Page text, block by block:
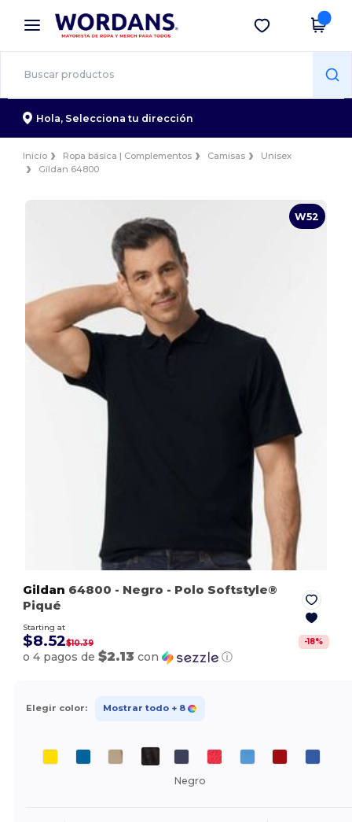
× App de Wordans
¡Mejores precios en app!
Descargar app
Hola, Selecciona tu dirección
Inicio Ropa básica | Complementos Camisas
Unisex
Gildan 64800
W52
Gildan 64800 - Negro - Polo Softstyle®
Piqué
Starting at
$8.52$10.39 -18%
o 4 pagos de$2.13 con ⓘ
Elegir color: Mostrar todo + 8
Negro